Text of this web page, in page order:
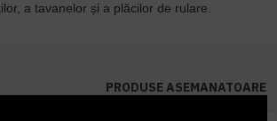
a tavanelor și a plăcilor de rulare.
PRODUSE ASEMANATOARE